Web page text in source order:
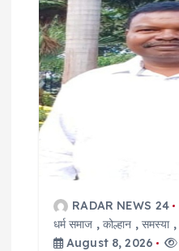
g
a
t
RADAR NEWS 24
धर्म समाज ,कोल्हान , समस्या,
August 8, 2026